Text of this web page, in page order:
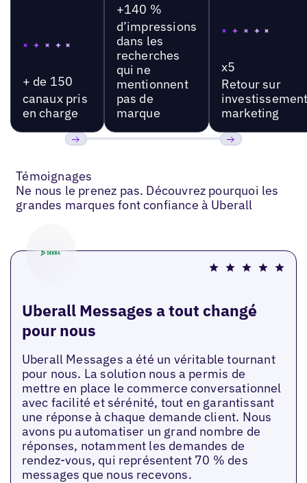
+ de 150
canaux pris
en charge
+140 %
d’impressions
dans les
recherches
qui ne
mentionnent
pas de
marque
x5
Retour sur
marketing
Témoignages
Ne nous le prenez pas. Découvrez pourquoi les
grandes marques font confiance à Uberall
Uberall Messages a tout changé
pour nous
Uberall Messages a été un véritable tournant
pour nous. La solution nous a permis de
mettre en place le commerce conversationnel
avec facilité et sérénité, tout en garantissant
une réponse à chaque demande client. Nous
avons pu automatiser un grand nombre de
réponses, notamment les demandes de
rendez-vous, qui représentent 70 % des
messages que nous recevons.